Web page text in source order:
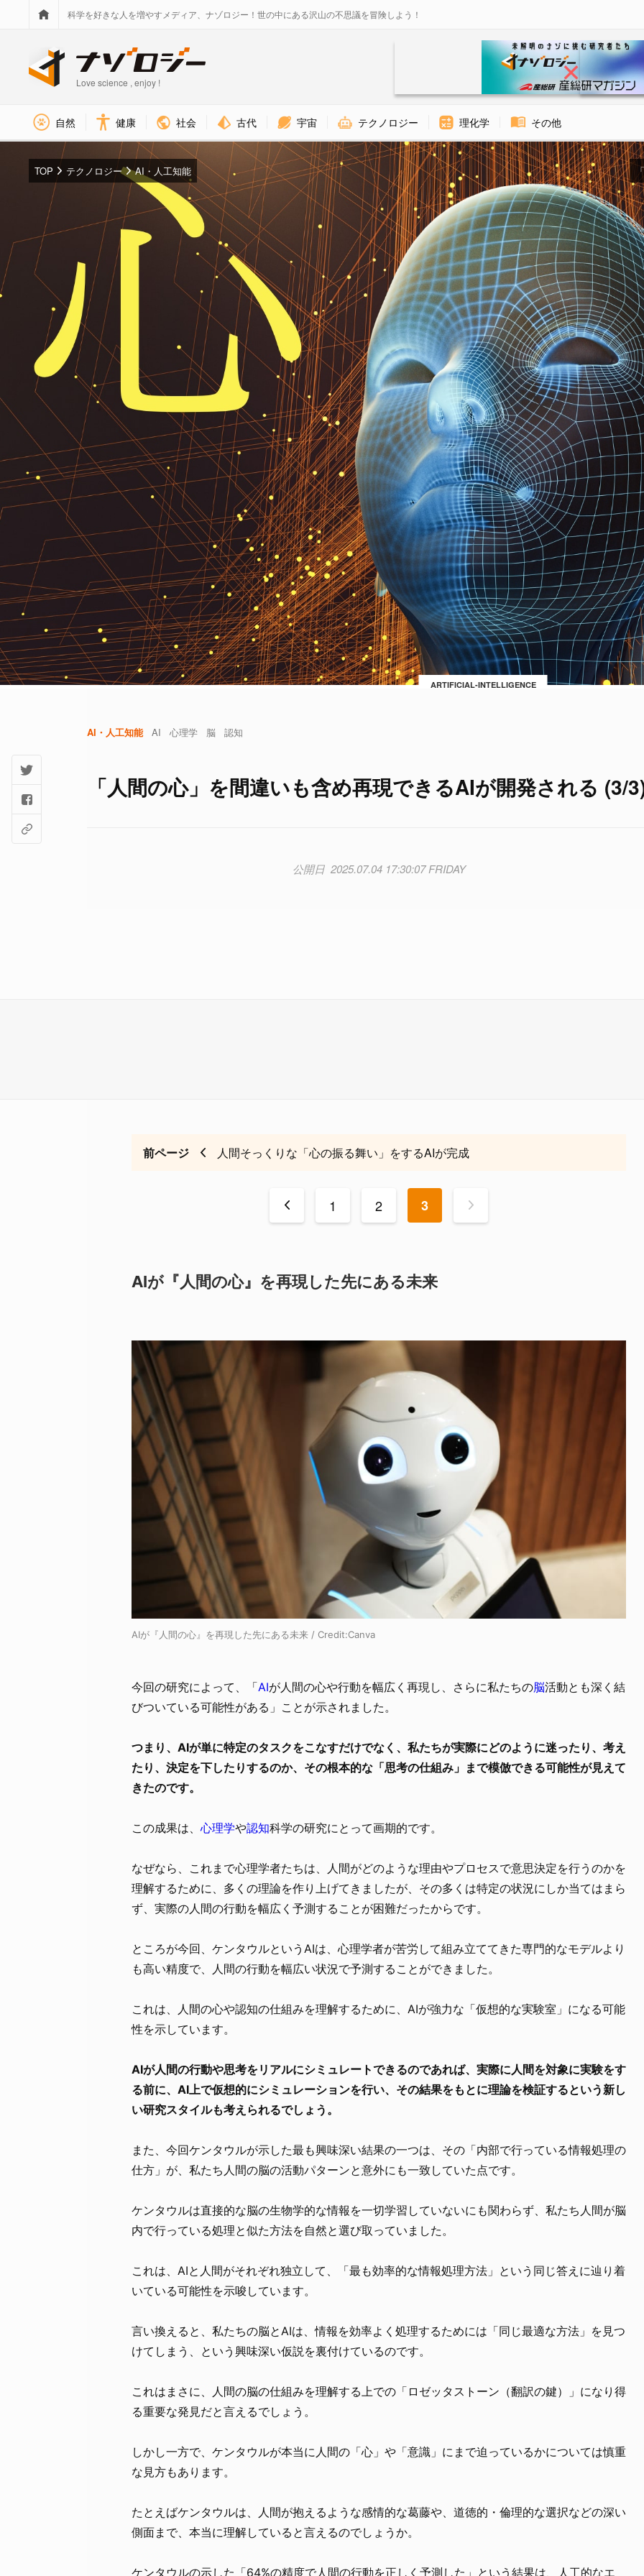
科学を好きな人を増やすメディア、ナゾロジー！世の中にある沢山の不思議を冒険しよう！
Love science , enjoy !
自然 健康 社会 古代 宇宙 テクノロジー 理化学 その他
ARTIFICIAL-INTELLIGENCE
TOP テクノロジー AI・人工知能
AI・人工知能 AI 心理学 脳 認知
「人間の心」を間違いも含め再現できるAIが開発される (3/
2025.07.04 17:30:07 FRIDAY
前ページ 人間そっくりな「心の振る舞い」をするAIが完成
< 1 2 3 >
AIが『人間の心』を再現した先にある未来
AIが『人間の心』を再現した先にある未来 / Credit:Canva
今回の研究によって、「AIが人間の心や行動を幅広く再現し、さらに私たちの脳活動とも深く結
びついている可能性がある」ことが示されました。
つまり、AIが単に特定のタスクをこなすだけでなく、私たちが実際にどのように迷ったり、考え
たり、決定を下したりするのか、その根本的な「思考の仕組み」まで模倣できる可能性が見えて
きたのです。
この成果は、 心理学や認知科学の研究にとって画期的です。
なぜなら、これまで心理学者たちは、人間がどのような理由やプロセスで意思決定を行うのかを
理解するために、多くの理論を作り上げてきましたが、その多くは特定の状況にしか当てはまら
ず、実際の人間の行動を幅広く予測することが困難だったからです。
ところが今回、ケンタウルというAIは、心理学者が苦労して組み立ててきた専門的なモデルより
も高い精度で、人間の行動を幅広い状況で予測することができました。
これは、人間の心や認知の仕組みを理解するために、AIが強力な「仮想的な実験室」になる可能
性を示しています。
AIが人間の行動や思考をリアルにシミュレートできるのであれば、実際に人間を対象に実験をす
る前に、AI上で仮想的にシミュレーションを行い、その結果をもとに理論を検証するという新し
い研究スタイルも考えられるでしょう。
また、今回ケンタウルが示した最も興味深い結果の一つは、その「内部で行っている情報処理の
仕方」が、私たち人間の脳の活動パターンと意外にも一致していた点です。
ケンタウルは直接的な脳の生物学的な情報を一切学習していないにも関わらず、私たち人間が脳
内で行っている処理と似た方法を自然と選び取っていました。
これは、AIと人間がそれぞれ独立して、「最も効率的な情報処理方法」という同じ答えに辿り着
いている可能性を示唆しています。
言い換えると、私たちの脳とAIは、情報を効率よく処理するためには「同じ最適な方法」を見つ
けてしまう、という興味深い仮説を裏付けているのです。
これはまさに、人間の脳の仕組みを理解する上での「ロゼッタストーン（翻訳の鍵）」になり得
る重要な発見だと言えるでしょう。
しかし一方で、ケンタウルが本当に人間の「心」や「意識」にまで迫っているかについては慎重
な見方もあります。
たとえばケンタウルは、人間が抱えるような感情的な葛藤や、道徳的・倫理的な選択などの深い
側面まで、本当に理解していると言えるのでしょうか。
ケンタウルの示した「64%の精度で人間の行動を正しく予測した」という結果は、人工的なエ